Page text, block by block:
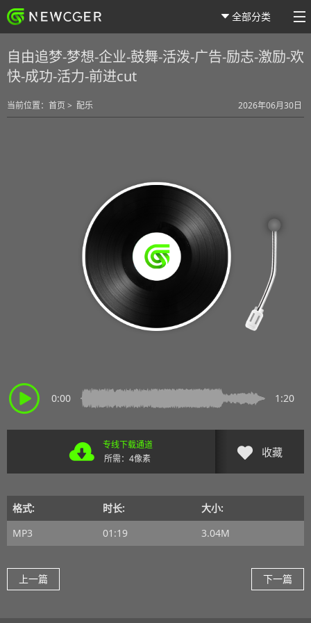
全部分类
自由追梦-梦想-企业-鼓舞-活泼-广告-励志-激励-欢
快-成功-活力-前进cut
当前位置： 首页 > 配乐 2026年06月30日
0:00 1:20
专线下载通道
所需：4像素
收藏
格式: 时长:
大小:
MP3
01:19 3.04M
上一篇 下一篇